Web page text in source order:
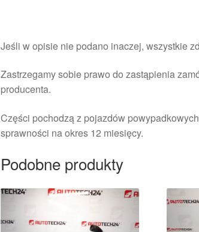
Jeśli w opisie nie podano inaczej, wszystkie
Zastrzegamy sobie prawo do zastąpienia
producenta.
Części pochodzą z pojazdów
sprawności na okres 12 miesięcy.
Podobne produkty